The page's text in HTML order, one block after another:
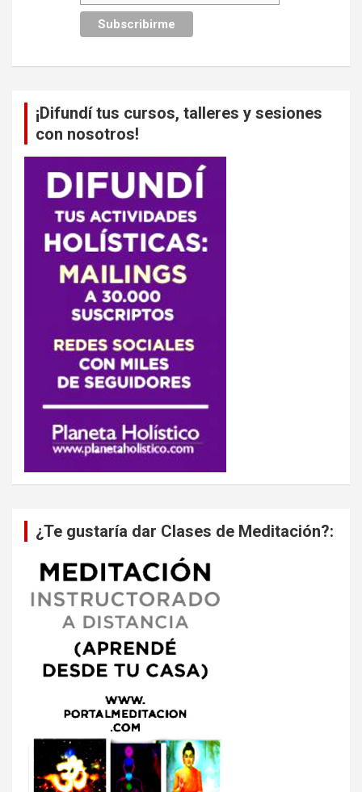
¡Difundí tus cursos, talleres y sesiones
con nosotros!
¿Te gustaría dar Clases de Meditación?: